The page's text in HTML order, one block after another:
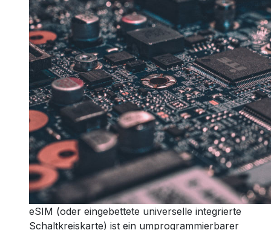
eSIM (oder eingebettete universelle integrierte
Schaltkreiskarte) ist ein umprogrammierbarer